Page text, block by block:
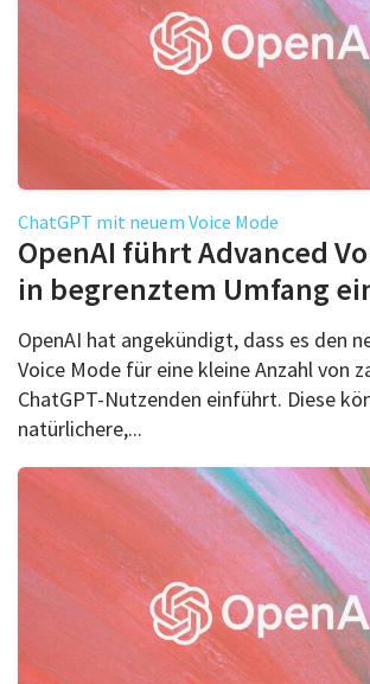
ChatGPT mit neuem Voice Mode
OpenAI führt Advanced
in begrenztem Umfang
OpenAI hat angekündigt, dass es den
Voice Mode für eine kleine Anzahl von
ChatGPT-Nutzenden einführt. Diese
natürlichere,...